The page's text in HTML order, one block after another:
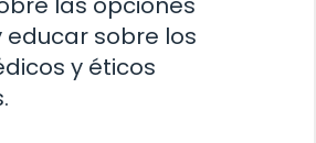
educar sobre los
y éticos